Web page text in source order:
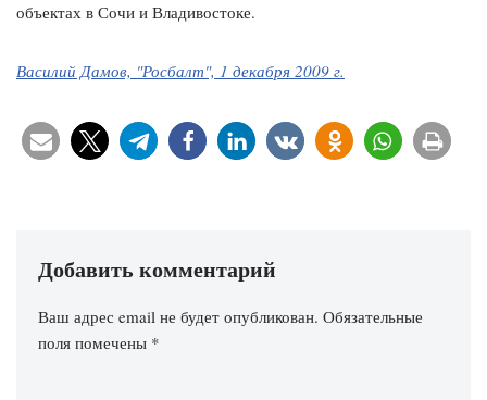
объектах в Сочи и Владивостоке.
Василий Дамов, "Росбалт", 1 декабря 2009 г.
Добавить комментарий
Ваш адрес email не будет опубликован. Обязательные
поля помечены *